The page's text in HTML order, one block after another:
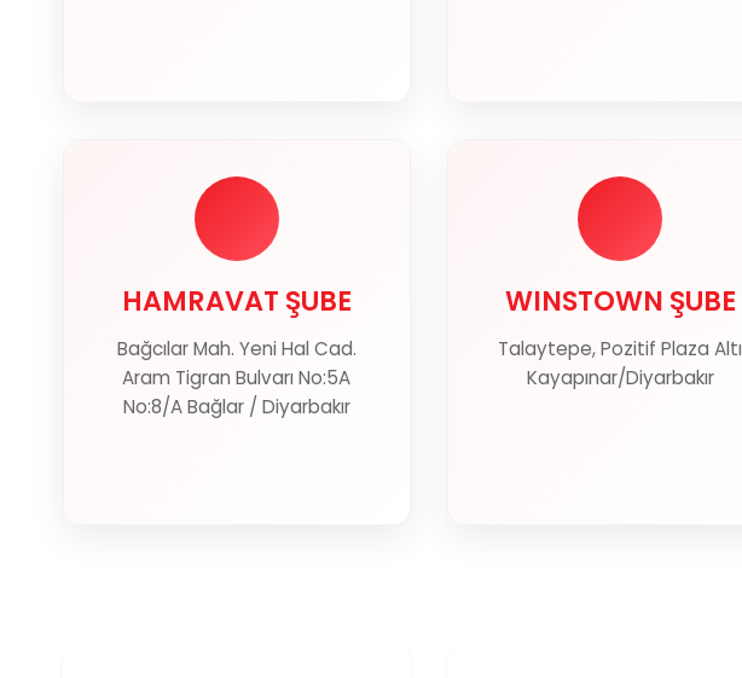
HAMRAVAT ŞUBE
Bağcılar Mah. Yeni Hal Cad.
Aram Tigran Bulvarı No:5A
No:8/A Bağlar / Diyarbakır
HAMRAVAT ŞUBE
Haritada Göster
WINSTOWN ŞUBE
Talaytepe, Pozitif Plaza Altı
Kayapınar/Diyarbakır
WINSTOWN ŞUBE
Haritada Göster